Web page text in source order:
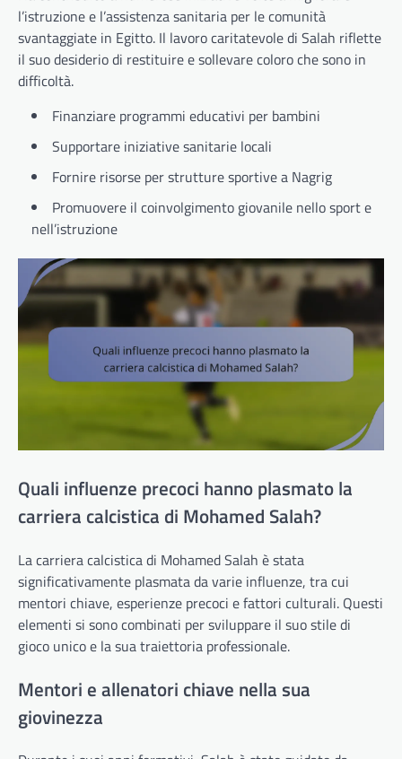
l’istruzione e l’assistenza sanitaria per le comunità
svantaggiate in Egitto. Il lavoro caritatevole di Salah riflette
il suo desiderio di restituire e sollevare coloro che sono in
difficoltà.
Finanziare programmi educativi per bambini
Supportare iniziative sanitarie locali
Fornire risorse per strutture sportive a Nagrig
Promuovere il coinvolgimento giovanile nello sport e
nell’istruzione
Quali influenze precoci hanno plasmato la
carriera calcistica di Mohamed Salah?
La carriera calcistica di Mohamed Salah è stata
significativamente plasmata da varie influenze, tra cui
mentori chiave, esperienze precoci e fattori culturali. Questi
elementi si sono combinati per sviluppare il suo stile di
gioco unico e la sua traiettoria professionale.
Mentori e allenatori chiave nella sua
giovinezza